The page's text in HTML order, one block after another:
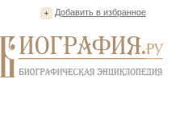
Добавить в избранное